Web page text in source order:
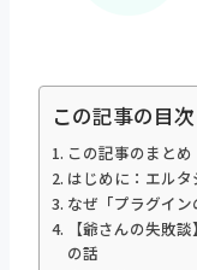
この記事の目次
この記事のまとめ
はじめに：エルタ
なぜ「プラグイ
【爺さんの失敗
の話